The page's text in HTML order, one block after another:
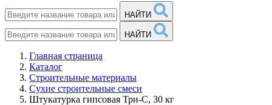
НАЙТИ
НАЙТИ
Главная страница
Каталог
Строительные материалы
Сухие строительные смеси
Штукатурка гипсовая Три-С, 30 кг